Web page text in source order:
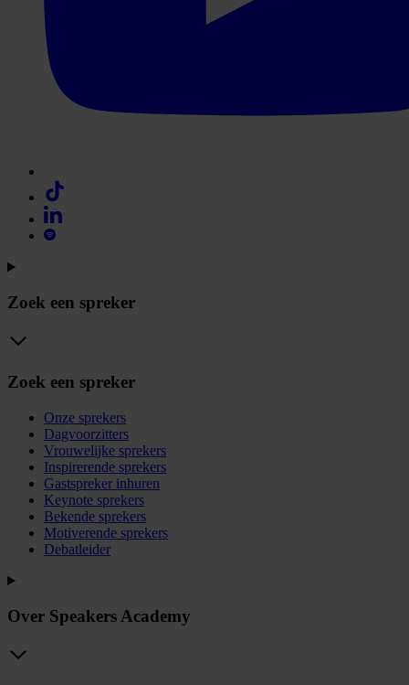
Zoek een spreker
Zoek een spreker
Onze sprekers
Dagvoorzitters
Vrouwelijke sprekers
Inspirerende sprekers
Gastspreker inhuren
Keynote sprekers
Bekende sprekers
Motiverende sprekers
Debatleider
Over Speakers Academy